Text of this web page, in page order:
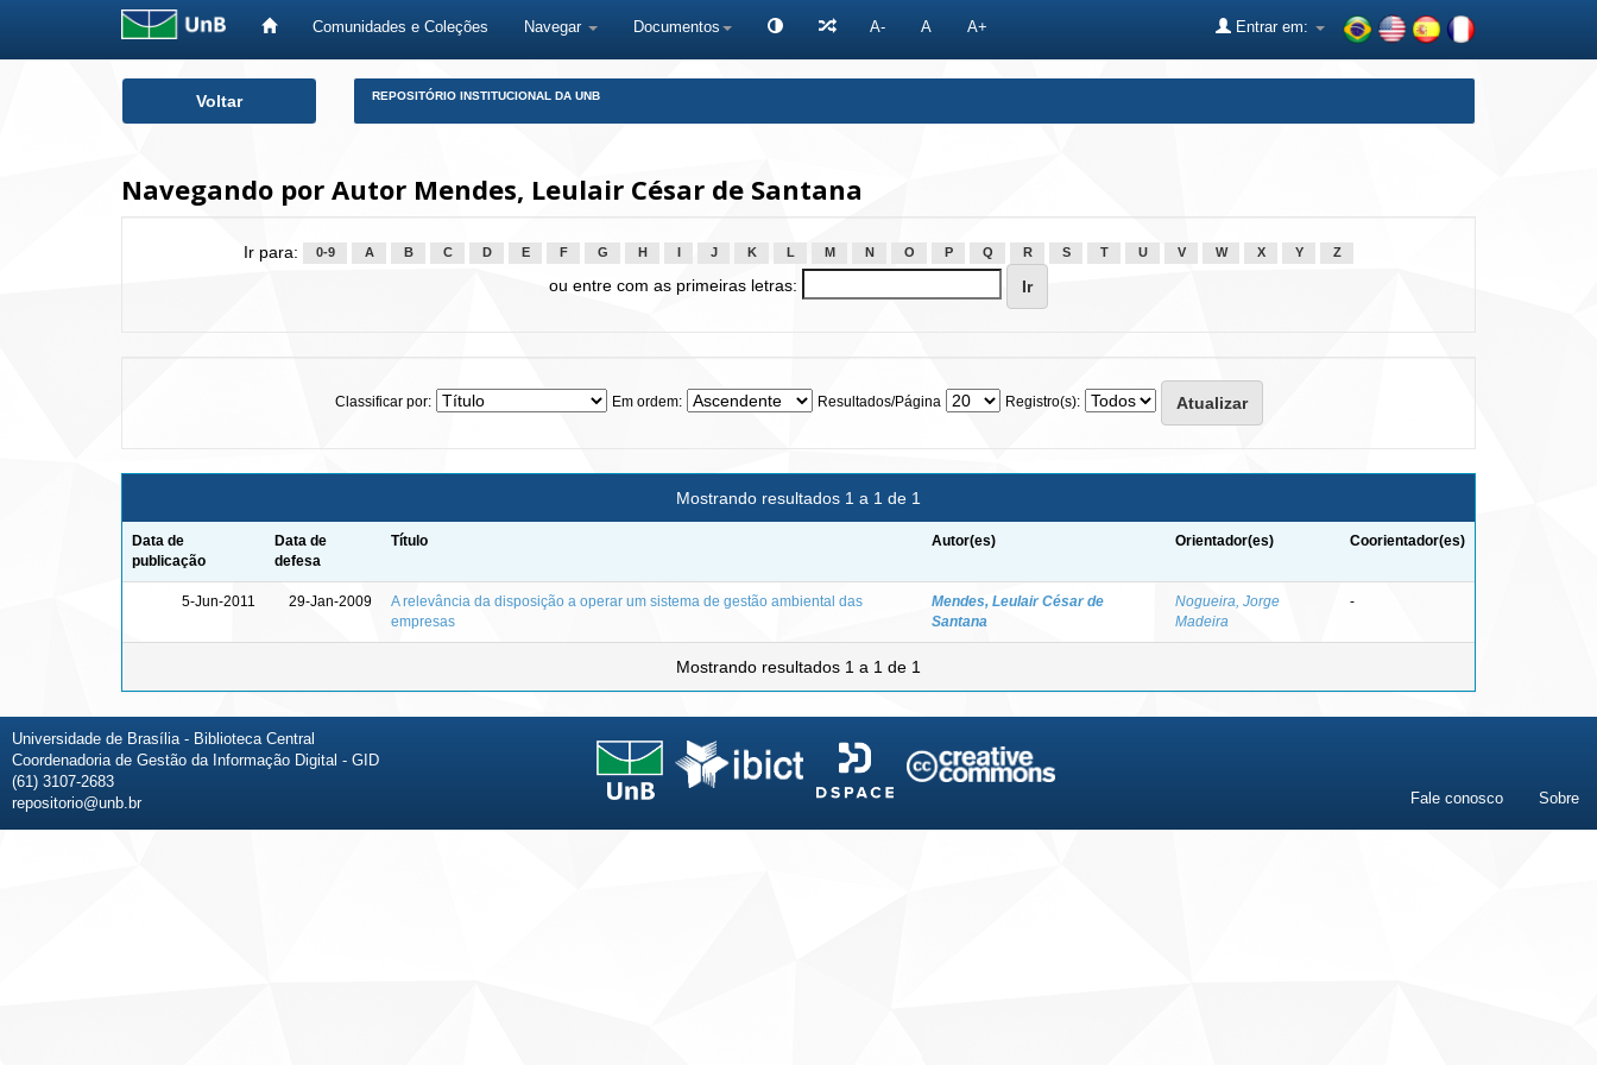
Comunidades e Coleções Navegar Documentos A- A A+ Entrar em:
Voltar REPOSITÓRIO INSTITUCIONAL DA UNB
Navegando por Autor Mendes, Leulair César de Santana
Ir para: 0-9 A B C D E F G H J K L M N O P Q R S T U V W X Y Z
ou entre com as primeiras letras:
Classificar por: Em ordem: Resultados/Página Registro(s):
Mostrando resultados 1 a 1 de 1
Data de
publicação
Data de
defesa
Título Autor(es) Orientador(es) Coorientador(es)
5-Jun-2011 29-Jan-2009
A relevância da disposição a operar um sistema de gestão ambiental das
empresas
Mendes, Leulair César de
Santana
Nogueira, Jorge
Madeira
-
Mostrando resultados 1 a 1 de 1
Universidade de Brasília - Biblioteca Central
Coordenadoria de Gestão da Informação Digital - GID
(61) 3107-2683
repositorio@unb.br
Fale conosco Sobre